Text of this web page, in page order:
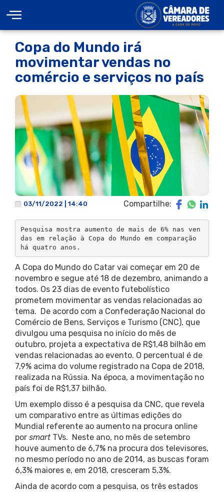
Copa do Mundo irá
movimentar vendas no
comércio e serviços no país
03/11/2022 | 14:40 Compartilhe:
Pesquisa mostra aumento de mais de 6% nas ven
das em relação à Copa do Mundo em comparação
há quatro anos.
A Copa do Mundo do Catar vai começar em 20 de
novembro e segue até 18 de dezembro, animando a
todos. Os 23 dias de evento futebolístico
prometem movimentar as vendas relacionadas ao
tema. De acordo com a Confederação Nacional do
Comércio de Bens, Serviços e Turismo (CNC), que
divulgou uma pesquisa no início do mês de
outubro, projeta a expectativa de R$1,48 bilhão em
vendas relacionadas ao evento. O percentual é de
7,9% acima do volume registrado na Copa de 2018,
realizada na Rússia. Na época, a movimentação no
país foi de R$1,37 bilhão.
Um exemplo disso é a pesquisa da CNC, que revela
um comparativo entre as últimas edições do
Mundial referente ao aumento na procura online
por smartTVs. Neste ano, no mês de setembro
houve aumento de 6,7% na procura dos televisores,
no mesmo período no ano de 2014, as buscas foram
6,3% maiores e, em 2018, cresceram 5,3%.
Ainda de acordo com a pesquisa, os três estados